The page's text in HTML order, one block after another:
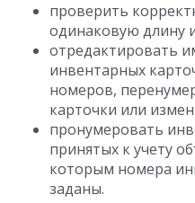
проверить
одинаковую длину
отредактировать
инвентарных
номеров,
карточки или
пронумеровать
принятых к учету
которым номера
заданы.